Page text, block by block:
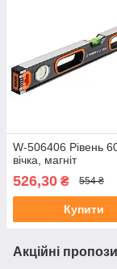
W-506406 Рівень
вічка, магніт
526,30 ₴ 554 ₴
Купити
Акційні